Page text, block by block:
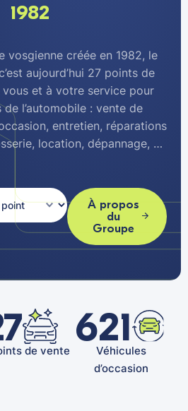
1982
vosgienne créée en 1982, le
aujourd’hui 27 points de
et à votre service pour
l’automobile : vente de
entretien, réparations
location, dépannage, …
À propos
du
Groupe
de vente 621
Véhicules
d’occasion